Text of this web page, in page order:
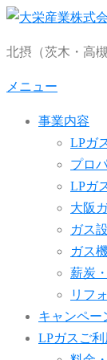
コ
テ
ン
北摂（茨木・高
メニュー
事業内容
LPガ
プロ
LPガ
大阪
ガス
ガス
薪炭
リフ
キャンペー
LPガスご